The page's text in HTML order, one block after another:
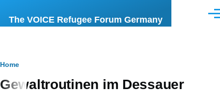
The VOICE Refugee Forum Germany
Breadcrumb
Home
Gewaltroutinen im Dessauer